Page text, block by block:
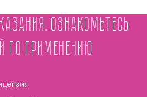
Ознакомьтесь
по применению